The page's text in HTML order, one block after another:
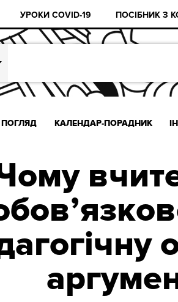
УРОКИ COVID-19 ПОСІБНИК З
ПОГЛЯД КАЛЕНДАР-ПОРАДНИК